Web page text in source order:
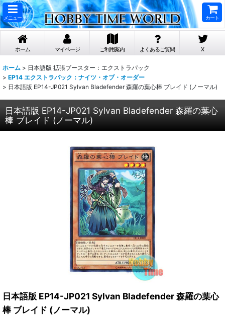
メニュー カート
ホーム マイページ ご利用案内 よくあるご質問 X
ホーム > 日本語版 拡張ブースター：エクストラパック
> EP14 エクストラパック：ナイツ・オブ・オーダー
> 日本語版 EP14-JP021 Sylvan Bladefender 森羅の葉心棒 ブレイド (ノーマル)
日本語版 EP14-JP021 Sylvan Bladefender 森羅の葉心
棒 ブレイド (ノーマル)
日本語版 EP14-JP021 Sylvan Bladefender 森羅の葉心
棒 ブレイド (ノーマル)